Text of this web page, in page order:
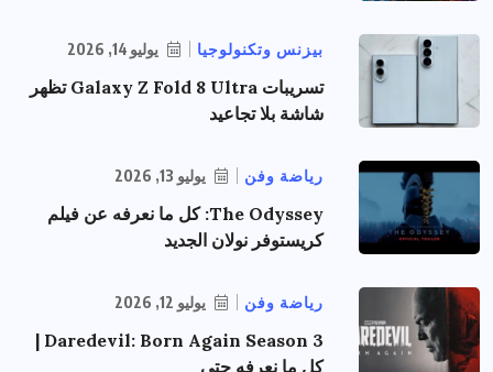
بيزنس وتكنولوجيا يوليو 14, 2026
تسريبات Galaxy Z Fold 8 Ultra تظهر
شاشة بلا تجاعيد
رياضة وفن يوليو 13, 2026
The Odyssey: كل ما نعرفه عن فيلم
كريستوفر نولان الجديد
رياضة وفن يوليو 12, 2026
Daredevil: Born Again Season 3 |
كل ما نعرفه حتى